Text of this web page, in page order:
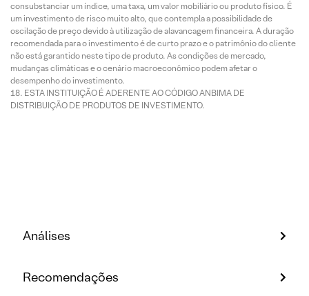
consubstanciar um índice, uma taxa, um valor mobiliário ou produto físico. É
um investimento de risco muito alto, que contempla a possibilidade de
oscilação de preço devido à utilização de alavancagem financeira. A duração
recomendada para o investimento é de curto prazo e o patrimônio do cliente
não está garantido neste tipo de produto. As condições de mercado,
mudanças climáticas e o cenário macroeconômico podem afetar o
desempenho do investimento.
ESTA INSTITUIÇÃO É ADERENTE AO CÓDIGO ANBIMA DE
DISTRIBUIÇÃO DE PRODUTOS DE INVESTIMENTO.
Análises
Recomendações